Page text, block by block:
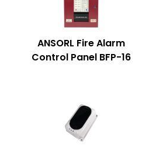
ANSORL Fire Alarm
Control Panel BFP-16